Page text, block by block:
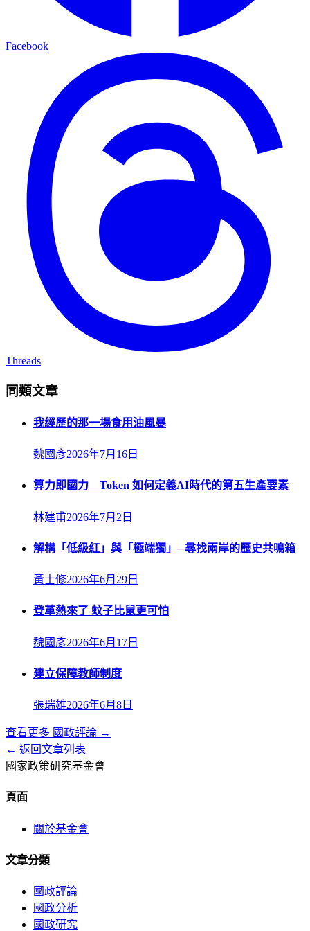
Facebook
Threads
同類文章
我經歷的那一場食用油風暴
魏國彥2026年7月16日
算力即國力 Token 如何定義AI時代的第五生產要素
林建甫2026年7月2日
解構「低級紅」與「極端獨」─尋找兩岸的歷史共鳴箱
黃士修2026年6月29日
登革熱來了 蚊子比鼠更可怕
魏國彥2026年6月17日
建立保障教師制度
張瑞雄2026年6月8日
查看更多 國政評論 →
← 返回文章列表
國家政策研究基金會
頁面
關於基金會
文章分類
國政評論
國政分析
國政研究